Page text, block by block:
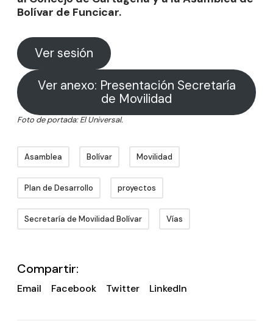
Bolívar de Funcicar.
Ver sesión
Ver anexo: Presentación Secretaría
de Movilidad
Foto de portada: El Universal.
Asamblea Bolívar Movilidad
Plan de Desarrollo proyectos
Secretaría de Movilidad Bolívar Vías
Compartir:
Email Facebook Twitter LinkedIn